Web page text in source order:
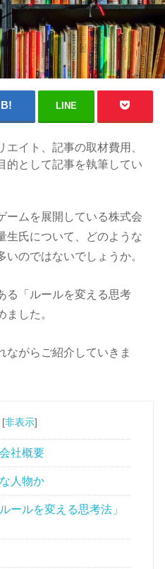
LINE
イト、記事の取材費用、
的として記事を執筆してい
ームを展開している株式会
生氏について、どのような
いのではないでしょうか。
る「ルールを変える思考
した。
ながらご紹介していきま
[非表示]
社概要
人物か
ールを変える思考法」